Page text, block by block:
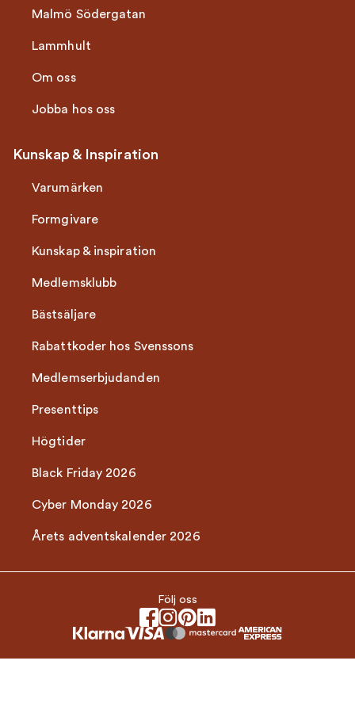
Malmö Södergatan
Lammhult
Om oss
Jobba hos oss
Kunskap & Inspiration
Varumärken
Formgivare
Kunskap & inspiration
Medlemsklubb
Bästsäljare
Rabattkoder hos Svenssons
Medlemserbjudanden
Presenttips
Högtider
Black Friday 2026
Cyber Monday 2026
Årets adventskalender 2026
Följ oss